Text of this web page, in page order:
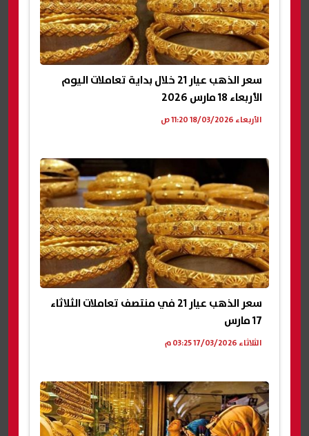
سعر الذهب عيار 21 خلال بداية تعاملات اليوم
الأربعاء 18 مارس 2026
الأربعاء 18/03/2026 11:20 ص
سعر الذهب عيار 21 في منتصف تعاملات الثلاثاء
17 مارس
الثلاثاء 17/03/2026 03:25 م